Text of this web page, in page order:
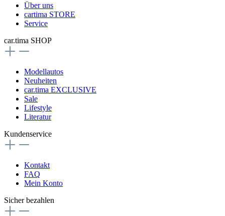
Über uns
cartima STORE
Service
car.tima SHOP
Modellautos
Neuheiten
car.tima EXCLUSIVE
Sale
Lifestyle
Literatur
Kundenservice
Kontakt
FAQ
Mein Konto
Sicher bezahlen